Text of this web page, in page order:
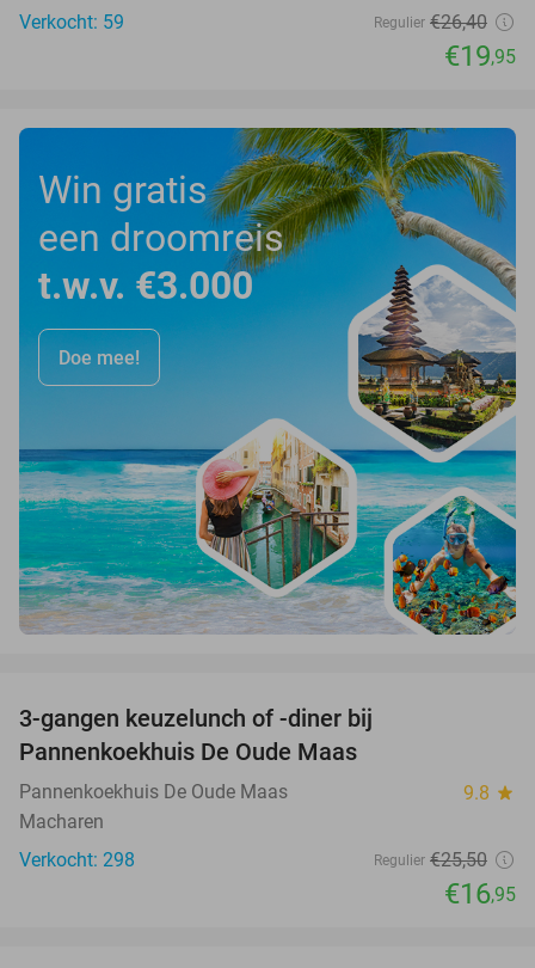
Verkocht: 59
Regulier €26,40
€19,95
Win gratis
een droomreis
t.w.v. €3.000
Doe mee!
3-gangen keuzelunch of -diner bij
Pannenkoekhuis De Oude Maas
Pannenkoekhuis De Oude Maas 9.8 star
Macharen
Verkocht: 298
Regulier €25,50
€16,95